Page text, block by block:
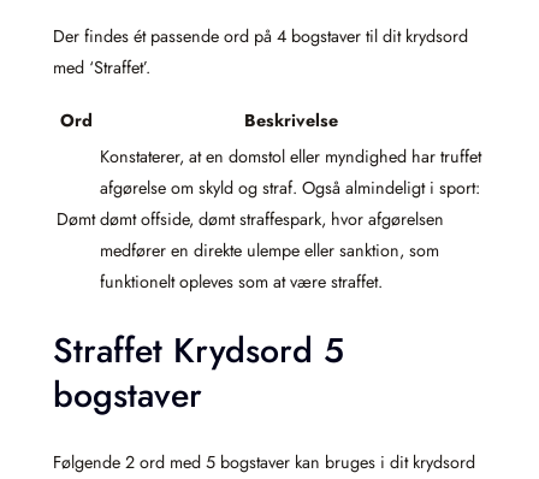
Der findes ét passende ord på 4 bogstaver til dit krydsord
med ‘Straffet’.
Ord Beskrivelse
Dømt
Konstaterer, at en domstol eller myndighed har truffet
afgørelse om skyld og straf. Også almindeligt i sport:
dømt offside, dømt straffespark, hvor afgørelsen
medfører en direkte ulempe eller sanktion, som
funktionelt opleves som at være straffet.
Straffet Krydsord 5
bogstaver
Følgende 2 ord med 5 bogstaver kan bruges i dit krydsord